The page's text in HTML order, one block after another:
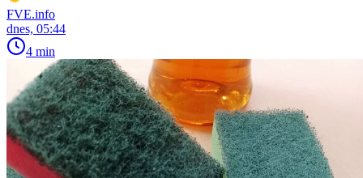
FVE.info
dnes, 05:44
4 min